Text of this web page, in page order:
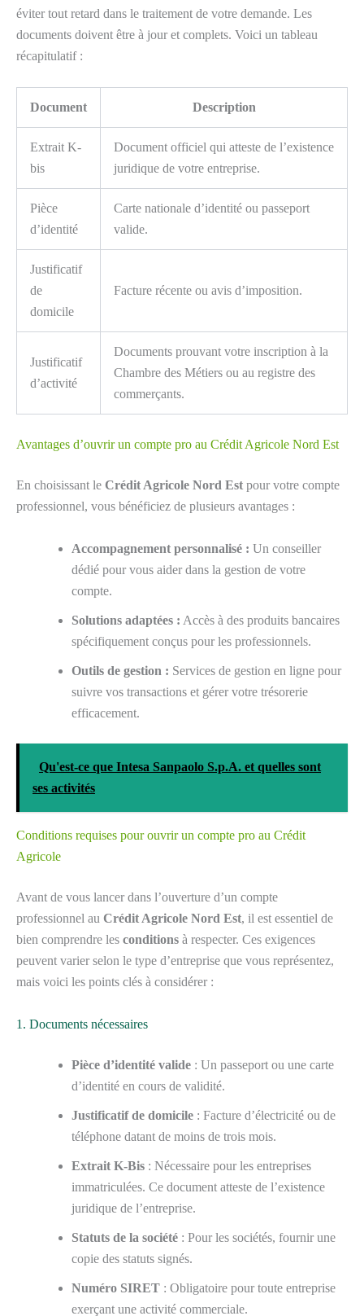
éviter tout retard dans le traitement de votre demande. Les
documents doivent être à jour et complets. Voici un tableau
récapitulatif :
Document Description
Extrait K-
bis
Document officiel qui atteste de l’existence
juridique de votre entreprise.
Pièce
d’identité
Carte nationale d’identité ou passeport
valide.
Justificatif
de
domicile
Facture récente ou avis d’imposition.
Justificatif
d’activité
Documents prouvant votre inscription à la
Chambre des Métiers ou au registre des
commerçants.
Avantages d’ouvrir un compte pro au Crédit Agricole Nord Est
En choisissant le Crédit Agricole Nord Est pour votre compte
professionnel, vous bénéficiez de plusieurs avantages :
Accompagnement personnalisé : Un conseiller
dédié pour vous aider dans la gestion de votre
compte.
Solutions adaptées : Accès à des produits bancaires
spécifiquement conçus pour les professionnels.
Outils de gestion : Services de gestion en ligne pour
suivre vos transactions et gérer votre trésorerie
efficacement.
Qu'est-ce que Intesa Sanpaolo S.p.A. et quelles sont
ses activités
Conditions requises pour ouvrir un compte pro au Crédit
Agricole
Avant de vous lancer dans l’ouverture d’un compte
professionnel au Crédit Agricole Nord Est, il est essentiel de
bien comprendre les conditions à respecter. Ces exigences
peuvent varier selon le type d’entreprise que vous représentez,
mais voici les points clés à considérer :
1. Documents nécessaires
Pièce d’identité valide : Un passeport ou une carte
d’identité en cours de validité.
Justificatif de domicile : Facture d’électricité ou de
téléphone datant de moins de trois mois.
Extrait K-Bis : Nécessaire pour les entreprises
immatriculées. Ce document atteste de l’existence
juridique de l’entreprise.
Statuts de la société : Pour les sociétés, fournir une
copie des statuts signés.
Numéro SIRET : Obligatoire pour toute entreprise
exerçant une activité commerciale.